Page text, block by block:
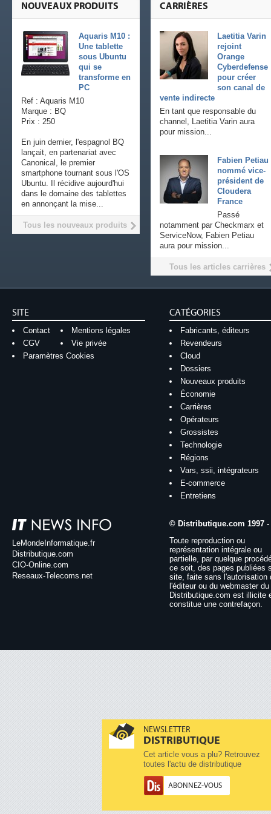
NEWSLETTER
DISTRIBUTIQUE
Cet article vous a plu? Retrouvez
toutes l'actu de distributique
ABONNEZ-VOUS
CARRIÈRES
Laetitia Varin
rejoint
Orange
Cyberdefense
pour créer
son canal de
vente indirecte
En tant que responsable du
channel, Laetitia Varin aura
pour mission...
Fabien Petiau
nommé vice-
président de
Cloudera
France
Passé
notamment par Checkmarx et
ServiceNow, Fabien Petiau
aura pour mission...
Tous les articles carrières
NOUVEAUX PRODUITS
Aquaris M10 :
Une tablette
sous Ubuntu
qui se
transforme en
PC
Ref : Aquaris M10
Marque : BQ
Prix : 250
En juin dernier, l'espagnol BQ
lançait, en partenariat avec
Canonical, le premier
smartphone tournant sous l'OS
Ubuntu. Il récidive aujourd'hui
dans le domaine des tablettes
en annonçant la mise...
Tous les nouveaux produits
SITE
Contact
Mentions légales
CGV
Vie privée
Paramètres Cookies
CATÉGORIES
Fabricants, éditeurs
Revendeurs
Cloud
Dossiers
Nouveaux produits
Économie
Carrières
Opérateurs
Grossistes
Technologie
Régions
Vars, ssii, intégrateurs
E-commerce
Entretiens
LeMondeInformatique.fr
Distributique.com
CIO-Online.com
Reseaux-Telecoms.net
© Distributique.com 1997 -
Toute reproduction ou
représentation intégrale ou
partielle, par quelque
ce soit, des pages publiées
site, faite sans l'autorisation
l'éditeur ou du webmaster
Distributique.com est illicite
constitue une contrefaçon.